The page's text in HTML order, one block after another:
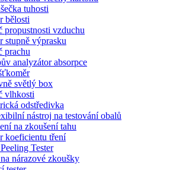
tuhosti
bělosti
propustnosti vzduchu
stupně výprasku
prachu
analyzátor absorpce
světlý box
vlhkosti
odstředivka
nástroj na testování obalů
na zkoušení tahu
koeficientu tření
Tester
nárazové zkoušky